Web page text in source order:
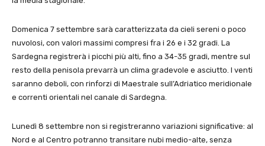
Domenica 7 settembre sarà caratterizzata da cieli sereni o poco
nuvolosi, con valori massimi compresi fra i 26 e i 32 gradi. La
Sardegna registrerà i picchi più alti, fino a 34-35 gradi, mentre sul
resto della penisola prevarrà un clima gradevole e asciutto. I venti
saranno deboli, con rinforzi di Maestrale sull’Adriatico meridionale
e correnti orientali nel canale di Sardegna.
Lunedì 8 settembre non si registreranno variazioni significative: al
Nord e al Centro potranno transitare nubi medio-alte, senza